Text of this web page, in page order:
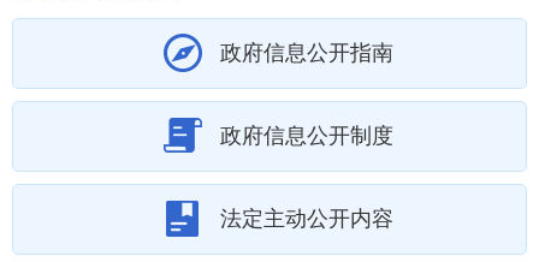
政府信息公开指南
政府信息公开制度
法定主动公开内容